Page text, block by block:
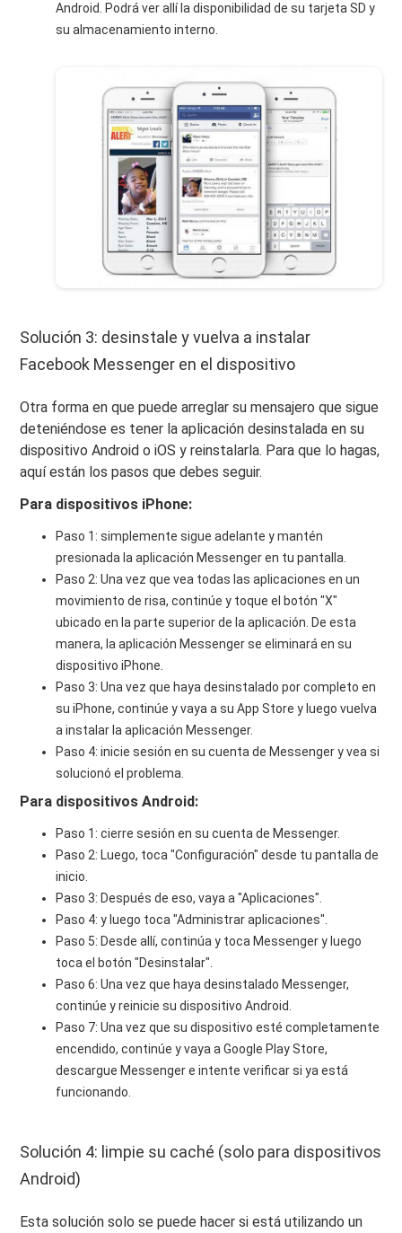
Android. Podrá ver allí la disponibilidad de su tarjeta SD y
su almacenamiento interno.
Solución 3: desinstale y vuelva a instalar
Facebook Messenger en el dispositivo
Otra forma en que puede arreglar su mensajero que sigue
deteniéndose es tener la aplicación desinstalada en su
dispositivo Android o iOS y reinstalarla. Para que lo hagas,
aquí están los pasos que debes seguir.
Para dispositivos iPhone:
Paso 1: simplemente sigue adelante y mantén
presionada la aplicación Messenger en tu pantalla.
Paso 2: Una vez que vea todas las aplicaciones en un
movimiento de risa, continúe y toque el botón "X"
ubicado en la parte superior de la aplicación. De esta
manera, la aplicación Messenger se eliminará en su
dispositivo iPhone.
Paso 3: Una vez que haya desinstalado por completo en
su iPhone, continúe y vaya a su App Store y luego vuelva
a instalar la aplicación Messenger.
Paso 4: inicie sesión en su cuenta de Messenger y vea si
solucionó el problema.
Para dispositivos Android:
Paso 1: cierre sesión en su cuenta de Messenger.
Paso 2: Luego, toca "Configuración" desde tu pantalla de
inicio.
Paso 3: Después de eso, vaya a "Aplicaciones".
Paso 4: y luego toca "Administrar aplicaciones".
Paso 5: Desde allí, continúa y toca Messenger y luego
toca el botón "Desinstalar".
Paso 6: Una vez que haya desinstalado Messenger,
continúe y reinicie su dispositivo Android.
Paso 7: Una vez que su dispositivo esté completamente
encendido, continúe y vaya a Google Play Store,
descargue Messenger e intente verificar si ya está
funcionando.
Solución 4: limpie su caché (solo para dispositivos
Android)
Esta solución solo se puede hacer si está utilizando un